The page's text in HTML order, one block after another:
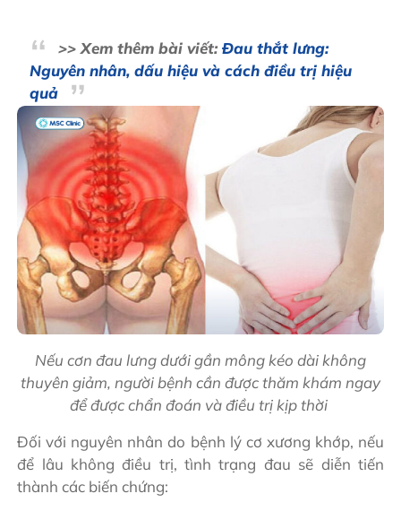
>> Xem thêm bài viết:Đau thắt lưng:
Nguyên nhân, dấu hiệu và cách điều trị hiệu
quả
Nếu cơn đau lưng dưới gần mông kéo dài không
thuyên giảm, người bệnh cần được thăm khám ngay
để được chẩn đoán và điều trị kịp thời
Đối với nguyên nhân do bệnh lý cơ xương khớp, nếu
để lâu không điều trị, tình trạng đau sẽ diễn tiến
thành các biến chứng: